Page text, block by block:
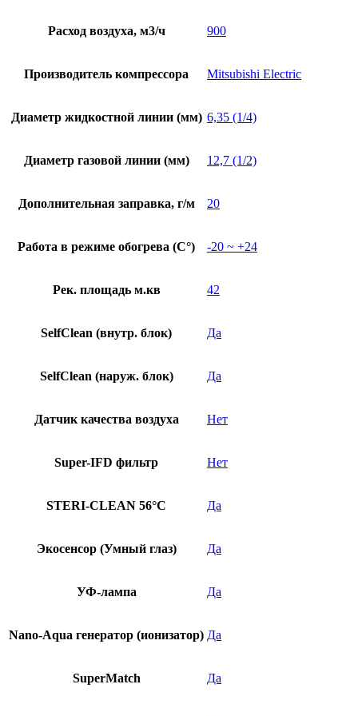
Расход воздуха, м3/ч 900
Производитель компрессора Mitsubishi Electric
Диаметр жидкостной линии (мм) 6,35 (1/4)
Диаметр газовой линии (мм) 12,7 (1/2)
Дополнительная заправка, г/м 20
Работа в режиме обогрева (С°) -20 ~ +24
Рек. площадь м.кв 42
SelfClean (внутр. блок) Да
SelfClean (наруж. блок) Да
Датчик качества воздуха Нет
Super-IFD фильтр Нет
STERI-CLEAN 56°C Да
Экосенсор (Умный глаз) Да
УФ-лампа Да
Nano-Aqua генератор (ионизатор) Да
SuperMatch Да